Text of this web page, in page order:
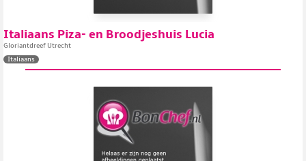
Italiaans Piza- en Broodjeshuis Lucia
Gloriantdreef Utrecht
Italiaans